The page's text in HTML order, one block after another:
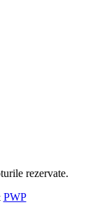
rezervate.
PWP